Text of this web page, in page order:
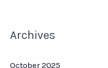
Archives
October 2025